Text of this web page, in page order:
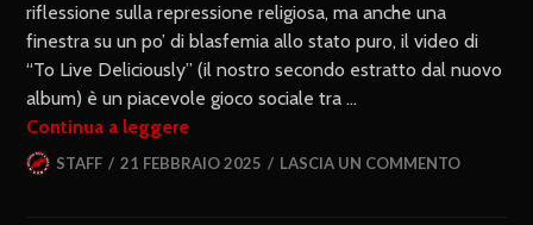
riflessione sulla repressione religiosa, ma anche una
finestra su un po’ di blasfemia allo stato puro, il video di
“To Live Deliciously” (il nostro secondo estratto dal nuovo
album) è un piacevole gioco sociale tra …
Continua a leggere
STAFF 21 FEBBRAIO 2025 LASCIA UN COMMENTO